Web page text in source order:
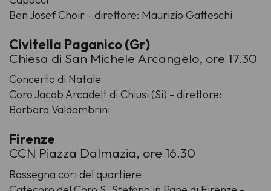
Ben Josef Choir - direttore: Maurizio Gatteschi
Civitella Paganico (Gr)
Chiesa di San Michele Arcangelo, ore 17.30
Concerto di Natale
Coro Jacob Arcadelt di Chiusi (Si) - direttore:
Barbara Valdambrini
Firenze
CCN Piazza Dalmazia, ore 16.30
Rassegna cori del quartiere